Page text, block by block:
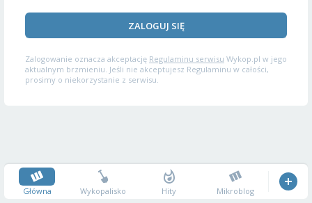
ZALOGUJ SIĘ
Zalogowanie oznacza akceptację Regulaminu serwisu Wykop.pl w jego
aktualnym brzmieniu. Jeśli nie akceptujesz Regulaminu w całości,
prosimy o niekorzystanie z serwisu.
Główna Wykopalisko Hity Mikroblog